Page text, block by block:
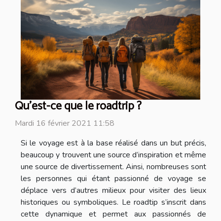
Qu’est-ce que le roadtrip ?
Mardi 16 février 2021 11:58
Si le voyage est à la base réalisé dans un but précis,
beaucoup y trouvent une source d’inspiration et même
une source de divertissement. Ainsi, nombreuses sont
les personnes qui étant passionné de voyage se
déplace vers d’autres milieux pour visiter des lieux
historiques ou symboliques. Le roadtip s’inscrit dans
cette dynamique et permet aux passionnés de